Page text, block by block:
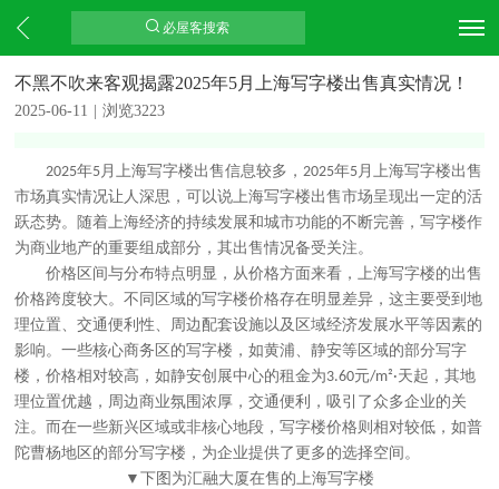
必屋客搜索
不黑不吹来客观揭露2025年5月上海写字楼出售真实情况！
2025-06-11 浏览3223
2025年5 月上海写字楼出售信息较多， 2025年5 月
上海写字楼出售
市场真实情况让人深思，可以说上海写字楼出售市场呈现出一定的活
跃态势。随着上海经济的持续发展和城市功能的不断完善，写字楼作
为商业地产的重要组成部分，其出售情况备受关注。
价格区间与分布特点明显， 从价格方面来看，上海写字楼的出售
价格跨度较大。不同区域的写字楼价格存在明显差异，这主要受到地
理位置、交通便利性、周边配套设施以及区域经济发展水平等因素的
影响。一些核心商务区的写字楼，如黄浦、静安等区域的部分写字
楼，价格相对较高，如静安创展中心的租金为3.60元/m²·天起，其地
理位置优越，周边商业氛围浓厚，交通便利，吸引了众多企业的关
注。而在一些新兴区域或非核心地段，写字楼价格则相对较低，如普
陀曹杨地区的部分写字楼，为企业提供了更多的选择空间。
▼ 下图为汇融大厦在售的上海写字楼